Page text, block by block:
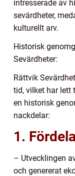
intresserade av
sevärdheter,
kulturellt arv.
Historisk
Sevärdheter:
Rättvik
tid, vilket har lett
en historisk
nackdelar:
1.
– Utvecklingen
och genererat